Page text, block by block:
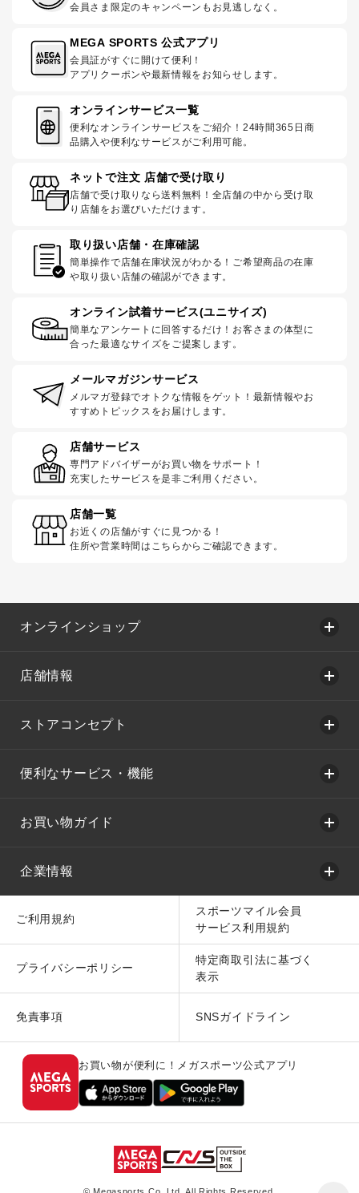
会員さま限定のキャンペーンもお見逃しなく。
MEGA SPORTS 公式アプリ
会員証がすぐに開けて便利！
アプリクーポンや最新情報をお知らせします。
オンラインサービス一覧
便利なオンラインサービスをご紹介！24時間365日商
品購入や便利なサービスがご利用可能。
ネットで注文 店舗で受け取り
店舗で受け取りなら送料無料！全店舗の中から受け取
り店舗をお選びいただけます。
取り扱い店舗・在庫確認
簡単操作で店舗在庫状況がわかる！ご希望商品の在庫
や取り扱い店舗の確認ができます。
オンライン試着サービス(ユニサイズ)
簡単なアンケートに回答するだけ！お客さまの体型に
合った最適なサイズをご提案します。
メールマガジンサービス
メルマガ登録でオトクな情報をゲット！最新情報やお
すすめトピックスをお届けします。
店舗サービス
専門アドバイザーがお買い物をサポート！
充実したサービスを是非ご利用ください。
店舗一覧
お近くの店舗がすぐに見つかる！
住所や営業時間はこちらからご確認できます。
オンラインショップ
店舗情報
ストアコンセプト
便利なサービス・機能
お買い物ガイド
企業情報
ご利用規約
スポーツマイル会員
サービス利用規約
プライバシーポリシー
特定商取引法に基づく
表示
免責事項 SNSガイドライン
お買い物が便利に！メガスポーツ公式アプリ